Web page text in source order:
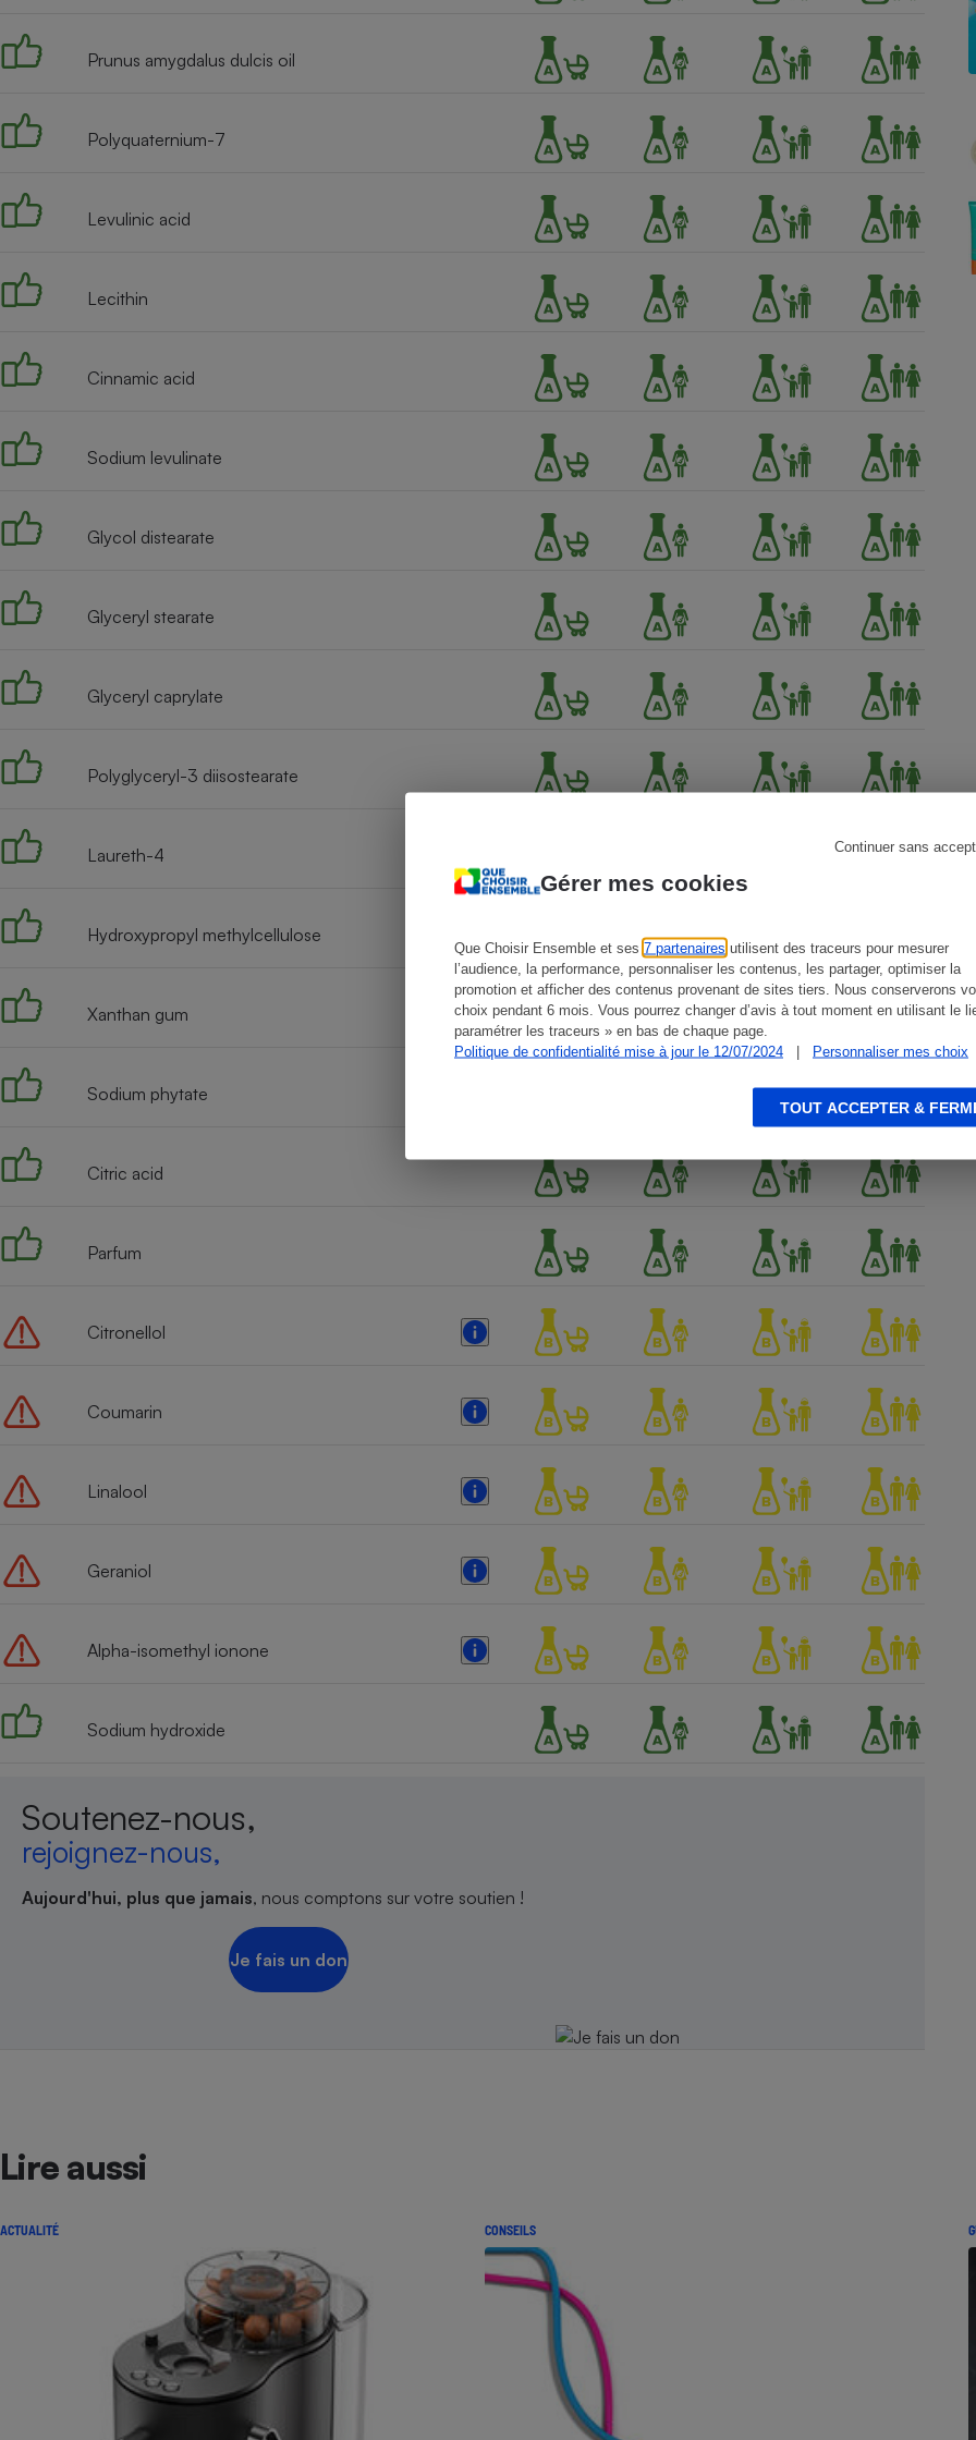
Gérer mes cookies
Que Choisir Ensemble et ses 7 partenaires utilisent des traceurs pour mesurer
l’audience, la performance, personnaliser les contenus, les partager, optimiser la
promotion et afficher des contenus provenant de sites tiers. Nous conserverons
choix pendant 6 mois. Vous pourrez changer d’avis à tout moment en utilisant le
paramétrer les traceurs » en bas de chaque page.
Politique de confidentialité mise à jour le 12/07/2024
| Personnaliser mes choix
Continuer sans
TOUT ACCEPTER &
Prunus amygdalus dulcis oil
Polyquaternium-7
Levulinic acid
Lecithin
Cinnamic acid
Sodium levulinate
Glycol distearate
Glyceryl stearate
Glyceryl caprylate
Polyglyceryl-3 diisostearate
Laureth-4
Hydroxypropyl methylcellulose
Xanthan gum
Sodium phytate
Citric acid
Parfum
Citronellol
Coumarin
Linalool
Geraniol
Alpha-isomethyl ionone
Sodium hydroxide
Soutenez-nous,
rejoignez-nous,
Aujourd'hui, plus que jamais, nous comptons sur votre soutien !
Je fais un don
Lire aussi
ACTUALITÉ CONSEILS
Four encastrable
Aspirateur
Réfrigérateur
Appareil photo
Électricité - Gaz
Lessive